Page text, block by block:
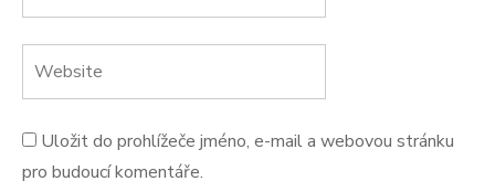
Uložit do prohlížeče jméno, e-mail a webovou stránku
pro budoucí komentáře.